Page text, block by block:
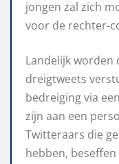
jongen zal zich
voor de rechter-
Landelijk worden
dreigtweets
bedreiging via
zijn aan een
Twitteraars die
hebben,